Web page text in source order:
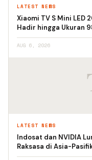
LATEST NEWS
Xiaomi TV S Mini LED
Hadir hingga Ukuran
AUG 6, 2026
LATEST NEWS
Indosat dan NVIDIA
Raksasa di Asia-